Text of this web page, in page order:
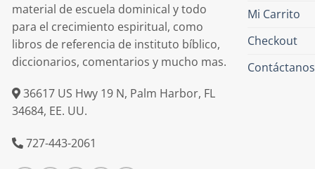
material de escuela dominical y todo
para el crecimiento espiritual, como
libros de referencia de instituto bíblico,
diccionarios, comentarios y mucho mas.
36617 US Hwy 19 N, Palm Harbor, FL
34684, EE. UU.
727-443-2061
Mi Carrito
Checkout
Contáctanos